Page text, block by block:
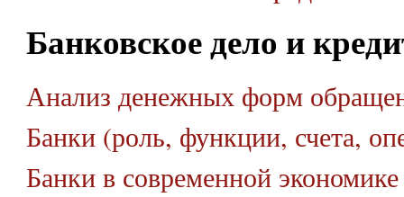
Банковское дело и
Анализ денежных форм
Банки (роль, функции, счета,
Банки в современной экономике